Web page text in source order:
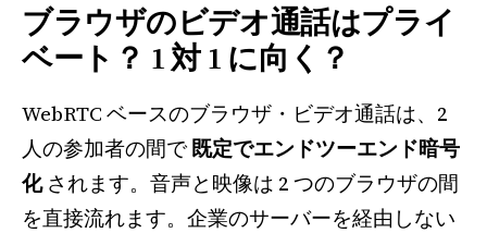
ブラウザのビデオ通話はプライ
ベート？ 1 対 1 に向く？
WebRTC ベースのブラウザ・ビデオ通話は、2
人の参加者の間で既定でエンドツーエンド暗号
化されます。音声と映像は 2 つのブラウザの間
を直接流れます。企業のサーバーを経由しない